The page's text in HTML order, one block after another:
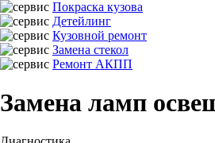
Покраска кузова
Детейлинг
Кузовной ремонт
Замена стекол
Ремонт АКПП
Замена ламп